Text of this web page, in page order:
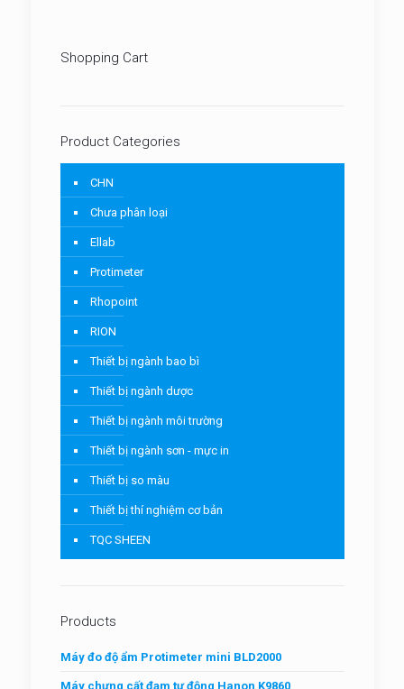
Shopping Cart
Product Categories
CHN
Chưa phân loại
Ellab
Protimeter
Rhopoint
RION
Thiết bị ngành bao bì
Thiết bị ngành dược
Thiết bị ngành môi trường
Thiết bị ngành sơn - mực in
Thiết bị so màu
Thiết bị thí nghiệm cơ bản
TQC SHEEN
Products
Máy đo độ ẩm Protimeter mini BLD2000
Máy chưng cất đạm tự động Hanon K9860